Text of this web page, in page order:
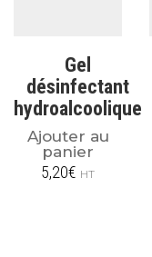
Gel
désinfectant
hydroalcoolique
Ajouter au
panier
5,20€ HT